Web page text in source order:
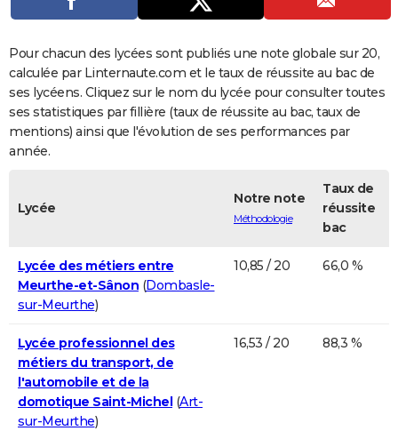
Dictionnaire
Biographies
Expressions
Proverbes
PROGRAMME TV
COPAINS D'AVANT
S'inscrire
Se connecter
Lycées
Collèges
Primaires
Universités
Entreprises
Service militaire
Avis de recherche
AVIS DE DÉCÈS
FORUM
Bricolage
Lifestyle
Culture
Sport
Auto
Television
Voyage
Cinema
Pour chacun des lycées sont publiés une note globale sur 20,
calculée par Linternaute.com et le taux de réussite au bac de
ses lycéens. Cliquez sur le nom du lycée pour consulter toutes
ses statistiques par fillière (taux de réussite au bac, taux de
mentions) ainsi que l'évolution de ses performances par
année.
Lycée
Notre note
Méthodologie
Taux de
réussite
bac
Lycée des métiers entre
Meurthe-et-Sânon (Dombasle-
sur-Meurthe)
10,85 / 20 66,0 %
Lycée professionnel des
métiers du transport, de
l'automobile et de la
domotique Saint-Michel(Art-
sur-Meurthe)
16,53 / 20 88,3 %